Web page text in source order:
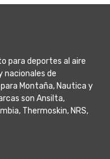
para deportes al aire
nacionales de
Montaña, Nautica y
son Ansilta,
Thermoskin, NRS,